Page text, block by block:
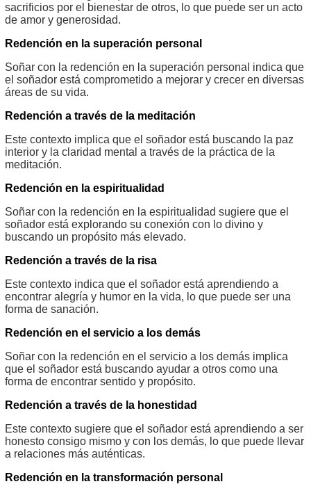
sacrificios por el bienestar de otros, lo que puede ser un acto
de amor y generosidad.
Redención en la superación personal
Soñar con la redención en la superación personal indica que
el soñador está comprometido a mejorar y crecer en diversas
áreas de su vida.
Redención a través de la meditación
Este contexto implica que el soñador está buscando la paz
interior y la claridad mental a través de la práctica de la
meditación.
Redención en la espiritualidad
Soñar con la redención en la espiritualidad sugiere que el
soñador está explorando su conexión con lo divino y
buscando un propósito más elevado.
Redención a través de la risa
Este contexto indica que el soñador está aprendiendo a
encontrar alegría y humor en la vida, lo que puede ser una
forma de sanación.
Redención en el servicio a los demás
Soñar con la redención en el servicio a los demás implica
que el soñador está buscando ayudar a otros como una
forma de encontrar sentido y propósito.
Redención a través de la honestidad
Este contexto sugiere que el soñador está aprendiendo a ser
honesto consigo mismo y con los demás, lo que puede llevar
a relaciones más auténticas.
Redención en la transformación personal